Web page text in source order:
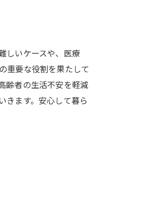
しいケースや、医療
重要な役割を果たして
齢者の生活不安を軽減
きます。安心して暮ら